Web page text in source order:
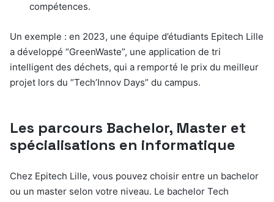
compétences.
Un exemple : en 2023, une équipe d’étudiants Epitech Lille
a développé “GreenWaste”, une application de tri
intelligent des déchets, qui a remporté le prix du meilleur
projet lors du “Tech’Innov Days” du campus.
Les parcours Bachelor, Master et
spécialisations en informatique
Chez Epitech Lille, vous pouvez choisir entre un bachelor
ou un master selon votre niveau. Le bachelor Tech